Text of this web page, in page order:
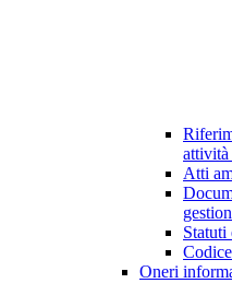
attività
Atti
Statuti
Oneri